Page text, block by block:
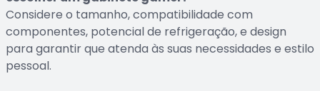
Considere o tamanho, compatibilidade com
componentes, potencial de refrigeração, e design
para garantir que atenda às suas necessidades e estilo
pessoal.